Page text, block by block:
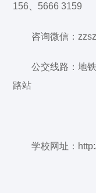
156、5666 3159
咨询微信：
公交线路：地
路站
学校网址：